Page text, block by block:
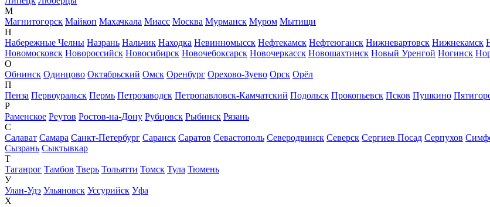
М
Магнитогорск Майкоп Махачкала Миасс Москва Мурманск Муром Мытищи
Н
Набережные Челны Назрань Нальчик Находка Невинномысск Нефтекамск Нефтеюганск Нижневартовск Нижнекамск
Новомосковск Новороссийск Новосибирск Новочебоксарск Новочеркасск Новошахтинск Новый Уренгой Ногинск
О
Обнинск Одинцово Октябрьский Омск Оренбург Орехово-Зуево Орск Орёл
П
Пенза Первоуральск Пермь Петрозаводск Петропавловск-Камчатский Подольск Прокопьевск Псков Пушкино
Р
Раменское Реутов Ростов-на-Дону Рубцовск Рыбинск Рязань
С
Салават Самара Санкт-Петербург Саранск Саратов Севастополь Северодвинск Северск Сергиев Посад Серпухов
Сызрань Сыктывкар
Т
Таганрог Тамбов Тверь Тольятти Томск Тула Тюмень
У
Улан-Удэ Ульяновск Уссурийск Уфа
Х